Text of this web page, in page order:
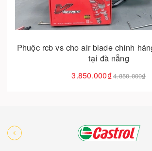
Phuộc rcb vs cho air blade chính
tại đà nẵng
3.850.000₫4.850.000₫